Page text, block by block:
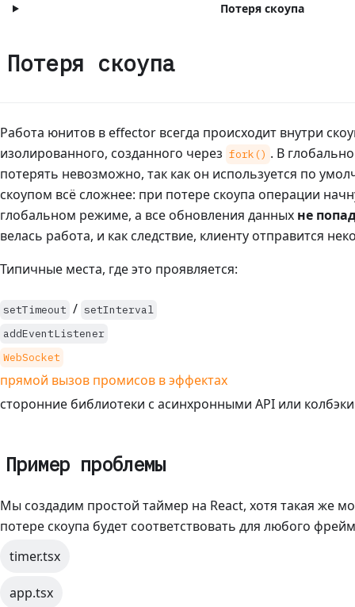
Потеря скоупа
Потеря скоупа
Работа юнитов в effector всегда происходит внутри
изолированного, созданного через fork() . В
потерять невозможно, так как он используется по
скоупом всё сложнее: при потере скоупа операции
глобальном режиме, а все обновления данных не
велась работа, и как следствие, клиенту отправится
Типичные места, где это проявляется:
setTimeout / setInterval
addEventListener
WebSocket
прямой вызов промисов в эффектах
сторонние библиотеки с асинхронными API или
Пример проблемы
Мы создадим простой таймер на React, хотя такая же
потере скоупа будет соответствовать для любого
timer.tsx
app.tsx